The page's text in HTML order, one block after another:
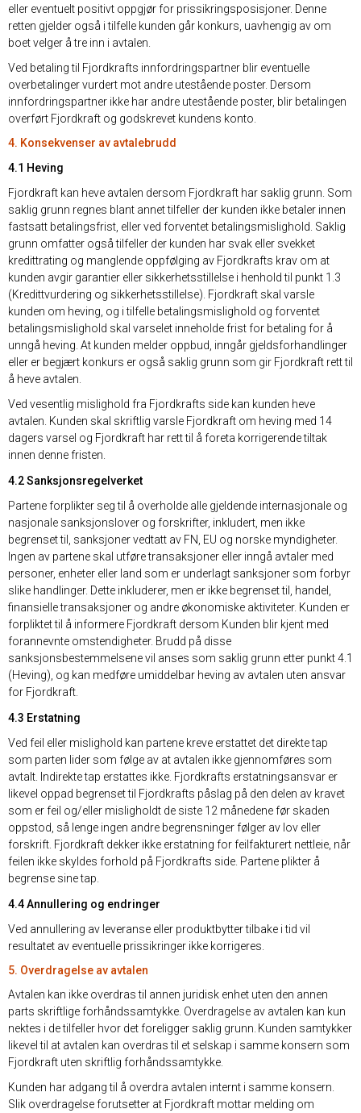
eller eventuelt positivt oppgjør for prissikringsposisjoner. Denne
retten gjelder også i tilfelle kunden går konkurs, uavhengig av om
boet velger å tre inn i avtalen.
Ved betaling til Fjordkrafts innfordringspartner blir eventuelle
overbetalinger vurdert mot andre utestående poster. Dersom
innfordringspartner ikke har andre utestående poster, blir betalingen
overført Fjordkraft og godskrevet kundens konto.
4. Konsekvenser av avtalebrudd
4.1 Heving
Fjordkraft kan heve avtalen dersom Fjordkraft har saklig grunn. Som
saklig grunn regnes blant annet tilfeller der kunden ikke betaler innen
fastsatt betalingsfrist, eller ved forventet betalingsmislighold. Saklig
grunn omfatter også tilfeller der kunden har svak eller svekket
kredittrating og manglende oppfølging av Fjordkrafts krav om at
kunden avgir garantier eller sikkerhetsstillelse i henhold til punkt 1.3
(Kredittvurdering og sikkerhetsstillelse). Fjordkraft skal varsle
kunden om heving, og i tilfelle betalingsmislighold og forventet
betalingsmislighold skal varselet inneholde frist for betaling for å
unngå heving. At kunden melder oppbud, inngår gjeldsforhandlinger
eller er begjært konkurs er også saklig grunn som gir Fjordkraft rett til
å heve avtalen.
Ved vesentlig mislighold fra Fjordkrafts side kan kunden heve
avtalen. Kunden skal skriftlig varsle Fjordkraft om heving med 14
dagers varsel og Fjordkraft har rett til å foreta korrigerende tiltak
innen denne fristen.
4.2 Sanksjonsregelverket
Partene forplikter seg til å overholde alle gjeldende internasjonale og
nasjonale sanksjonslover og forskrifter, inkludert, men ikke
begrenset til, sanksjoner vedtatt av FN, EU og norske myndigheter.
Ingen av partene skal utføre transaksjoner eller inngå avtaler med
personer, enheter eller land som er underlagt sanksjoner som forbyr
slike handlinger. Dette inkluderer, men er ikke begrenset til, handel,
finansielle transaksjoner og andre økonomiske aktiviteter. Kunden er
forpliktet til å informere Fjordkraft dersom Kunden blir kjent med
forannevnte omstendigheter. Brudd på disse
sanksjonsbestemmelsene vil anses som saklig grunn etter punkt 4.1
(Heving), og kan medføre umiddelbar heving av avtalen uten ansvar
for Fjordkraft.
4.3 Erstatning
Ved feil eller mislighold kan partene kreve erstattet det direkte tap
som parten lider som følge av at avtalen ikke gjennomføres som
avtalt. Indirekte tap erstattes ikke. Fjordkrafts erstatningsansvar er
likevel oppad begrenset til Fjordkrafts påslag på den delen av kravet
som er feil og/eller misligholdt de siste 12 månedene før skaden
oppstod, så lenge ingen andre begrensninger følger av lov eller
forskrift. Fjordkraft dekker ikke erstatning for feilfakturert nettleie, når
feilen ikke skyldes forhold på Fjordkrafts side. Partene plikter å
begrense sine tap.
4.4 Annullering og endringer
Ved annullering av leveranse eller produktbytter tilbake i tid vil
resultatet av eventuelle prissikringer ikke korrigeres.
5. Overdragelse av avtalen
Avtalen kan ikke overdras til annen juridisk enhet uten den annen
parts skriftlige forhåndssamtykke. Overdragelse av avtalen kan kun
nektes i de tilfeller hvor det foreligger saklig grunn. Kunden samtykker
likevel til at avtalen kan overdras til et selskap i samme konsern som
Fjordkraft uten skriftlig forhåndssamtykke.
Kunden har adgang til å overdra avtalen internt i samme konsern.
Slik overdragelse forutsetter at Fjordkraft mottar melding om